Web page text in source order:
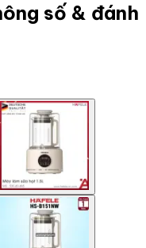
số & đánh